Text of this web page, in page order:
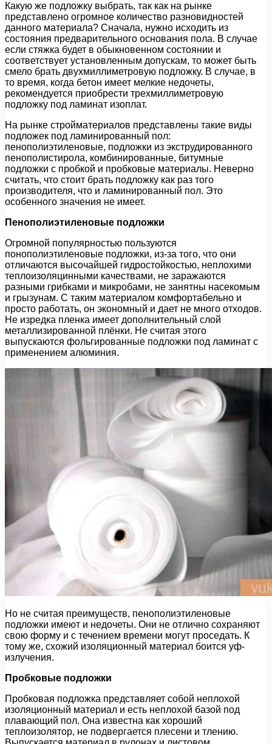
Какую же подложку выбрать, так как на рынке
представлено огромное количество разновидностей
данного материала? Сначала, нужно исходить из
состояния предварительного основания пола. В случае
если стяжка будет в обыкновенном состоянии и
соответствует установленным допускам, то может быть
смело брать двухмиллиметровую подложку. В случае, в
то время, когда бетон имеет мелкие недочеты,
рекомендуется приобрести трехмиллиметровую
подложку под ламинат изоплат.
На рынке стройматериалов представлены такие виды
подложек под ламинированный пол:
пенополиэтиленовые, подложки из экструдированного
пенополистирола, комбинированные, битумные
подложки с пробкой и пробковые материалы. Неверно
считать, что стоит брать подложку как раз того
производителя, что и ламинированный пол. Это
особенного значения не имеет.
Пенополиэтиленовые подложки
Огромной популярностью пользуются
понополиэтиленовые подложки, из-за того, что они
отличаются высочайшей гидростойкостью, неплохими
теплоизоляцинными качествами, не заражаются
разными грибками и микробами, не занятны насекомым
и грызунам. С таким материалом комфортабельно и
просто работать, он экономный и дает не много отходов.
Не изредка пленка имеет дополнительный слой
металлизированной плёнки. Не считая этого
выпускаются фольгированные подложки под ламинат с
применением алюминия.
Но не считая преимуществ, пенополиэтиленовые
подложки имеют и недочеты. Они не отлично сохраняют
свою форму и с течением времени могут проседать. К
тому же, схожий изоляционный материал боится уф-
излучения.
Пробковые подложки
Пробковая подложка представляет собой неплохой
изоляционный материал и есть неплохой базой под
плавающий пол. Она известна как хороший
теплоизолятор, не подвергается плесени и тлению.